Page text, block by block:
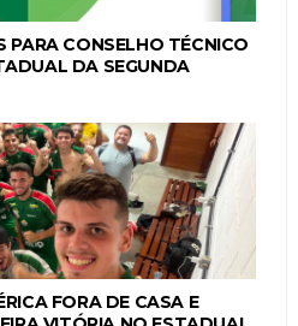
PARA CONSELHO TÉCNICO
DA SEGUNDA
FORA DE CASA E